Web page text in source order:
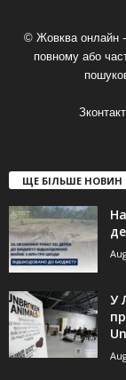
© Жовква онлайн -
повному або
ЩЕ БІЛЬШЕ НОВИН
У